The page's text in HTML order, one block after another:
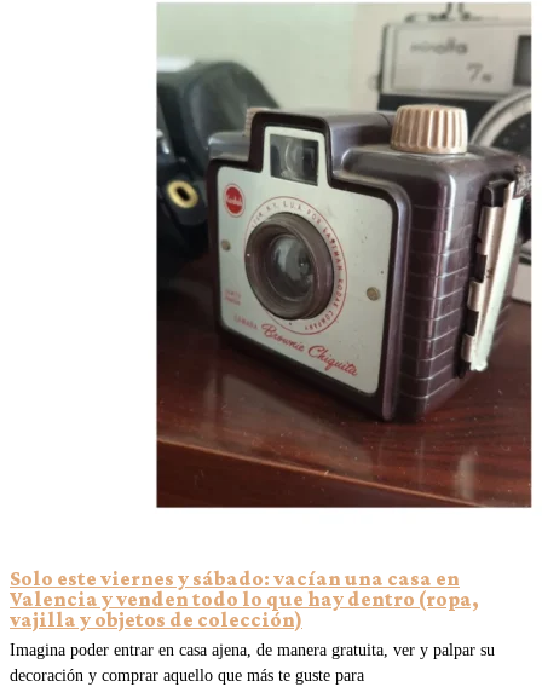
Solo este viernes y sábado: vacían una casa en
Valencia y venden todo lo que hay dentro (ropa,
vajilla y objetos de colección)
Imagina poder entrar en casa ajena, de manera gratuita, ver y palpar su
decoración y comprar aquello que más te guste para